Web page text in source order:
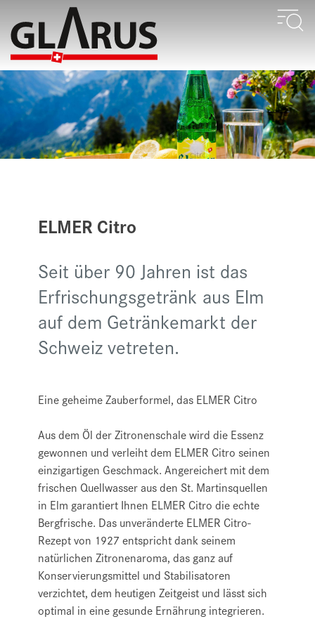
ELMER Citro
Seit über 90 Jahren ist das
Erfrischungsgetränk aus Elm
auf dem Getränkemarkt der
Schweiz vetreten.
Eine geheime Zauberformel, das ELMER Citro
Aus dem Öl der Zitronenschale wird die Essenz
gewonnen und verleiht dem ELMER Citro seinen
einzigartigen Geschmack. Angereichert mit dem
frischen Quellwasser aus den St. Martinsquellen
in Elm garantiert Ihnen ELMER Citro die echte
Bergfrische. Das unveränderte ELMER Citro-
Rezept von 1927 entspricht dank seinem
natürlichen Zitronenaroma, das ganz auf
Konservierungsmittel und Stabilisatoren
verzichtet, dem heutigen Zeitgeist und lässt sich
optimal in eine gesunde Ernährung integrieren.